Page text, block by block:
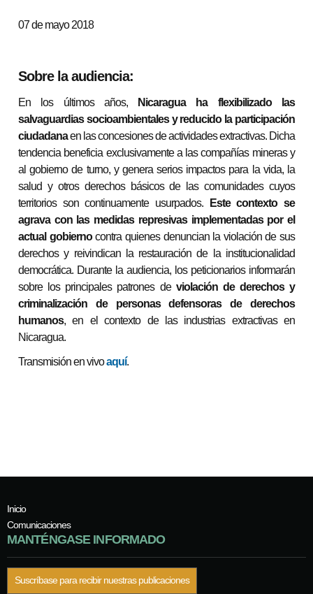
07 de mayo 2018
Sobre la audiencia:
En los últimos años,
Nicaragua ha flexibilizado las
salvaguardias socioambientales y reducido la participación
ciudadanaen las concesiones de actividades extractivas. Dicha
tendencia beneficia exclusivamente a las compañías mineras y
al gobierno de turno, y genera serios impactos para la vida, la
salud y otros derechos básicos de las comunidades cuyos
territorios son continuamente usurpados.
Estecontexto se
agrava con las medidas represivas implementadas por el
actual gobiernocontra quienes denuncian la violación de sus
derechos y reivindican la restauración de la institucionalidad
democrática. Durante la audiencia, los peticionarios informarán
sobre los principales patrones de violación de derechos y
criminalización de personas defensoras de derechos
humanos, en el contexto de las industrias extractivas en
Nicaragua.
Transmisión en vivoaquí.
Inicio
Comunicaciones
MANTÉNGASE INFORMADO
Suscríbase para recibir nuestras publicaciones